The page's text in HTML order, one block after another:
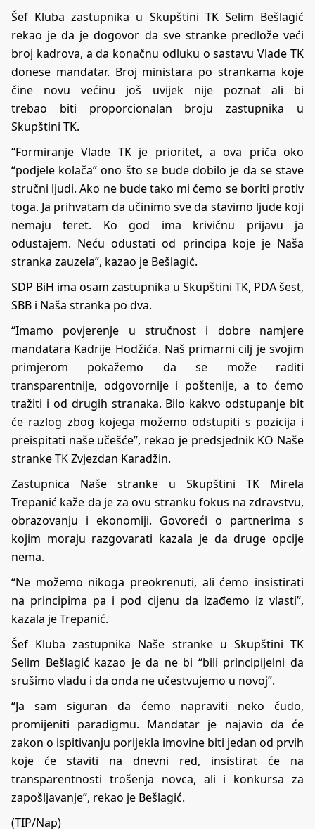
Šef Kluba zastupnika u Skupštini TK Selim Bešlagić
rekao je da je dogovor da sve stranke predlože veći
broj kadrova, a da konačnu odluku o sastavu Vlade TK
donese mandatar. Broj ministara po strankama koje
čine novu većinu još uvijek nije poznat ali bi
trebao biti proporcionalan broju zastupnika u
Skupštini TK.
“Formiranje Vlade TK je prioritet, a ova priča oko
“podjele kolača” ono što se bude dobilo je da se stave
stručni ljudi. Ako ne bude tako mi ćemo se boriti protiv
toga. Ja prihvatam da učinimo sve da stavimo ljude koji
nemaju teret. Ko god ima krivičnu prijavu ja
odustajem. Neću odustati od principa koje je Naša
stranka zauzela”, kazao je Bešlagić.
SDP BiH ima osam zastupnika u Skupštini TK, PDA šest,
SBB i Naša stranka po dva.
“Imamo povjerenje u stručnost i dobre namjere
mandatara Kadrije Hodžića. Naš primarni cilj je svojim
primjerom pokažemo da se može raditi
transparentnije, odgovornije i poštenije, a to ćemo
tražiti i od drugih stranaka. Bilo kakvo odstupanje bit
će razlog zbog kojega možemo odstupiti s pozicija i
preispitati naše učešće”, rekao je predsjednik KO Naše
stranke TK Zvjezdan Karadžin.
Zastupnica Naše stranke u Skupštini TK Mirela
Trepanić kaže da je za ovu stranku fokus na zdravstvu,
obrazovanju i ekonomiji. Govoreći o partnerima s
kojim moraju razgovarati kazala je da druge opcije
nema.
“Ne možemo nikoga preokrenuti, ali ćemo insistirati
na principima pa i pod cijenu da izađemo iz vlasti”,
kazala je Trepanić.
Šef Kluba zastupnika Naše stranke u Skupštini TK
Selim Bešlagić kazao je da ne bi “bili principijelni da
srušimo vladu i da onda ne učestvujemo u novoj”.
“Ja sam siguran da ćemo napraviti neko čudo,
promijeniti paradigmu. Mandatar je najavio da će
zakon o ispitivanju porijekla imovine biti jedan od prvih
koje će staviti na dnevni red, insistirat će na
transparentnosti trošenja novca, ali i konkursa za
zapošljavanje”, rekao je Bešlagić.
(TIP/Nap)